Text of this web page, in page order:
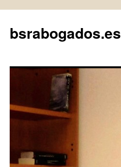
bsrabogados.es